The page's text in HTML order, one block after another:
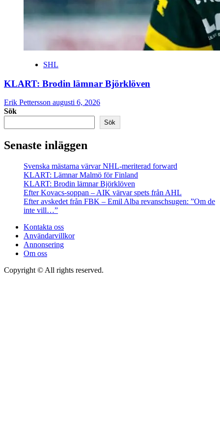
SHL
KLART: Brodin lämnar Björklöven
Erik Pettersson augusti 6, 2026
Sök
Sök
Senaste inläggen
Svenska mästarna värvar NHL-meriterad forward
KLART: Lämnar Malmö för Finland
KLART: Brodin lämnar Björklöven
Efter Kovacs-soppan – AIK värvar spets från AHL
Efter avskedet från FBK – Emil Alba revanschsugen: ”Om de
inte vill…”
Kontakta oss
Användarvillkor
Annonsering
Om oss
Copyright © All rights reserved.